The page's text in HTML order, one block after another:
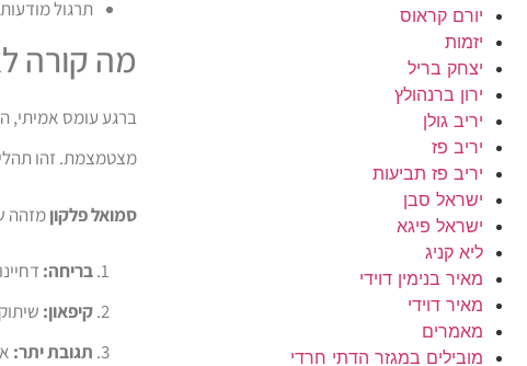
יורם קראוס
יזמות
יצחק בריל
ירון ברנהולץ
יריב גולן
יריב פז
יריב פז תביעות
ישראל סבן
ישראל פיגא
ליא קניג
מאיר בנימין דוידי
מאיר דוידי
מאמרים
מובילים במגזר הדתי חרדי
תרגול
מה קורה
ברגע עומס אמיתי,
מצטמצמת. זהו
סמואל פלקוןמזהה
בריחה:
קיפאון:
תגובת יתר: